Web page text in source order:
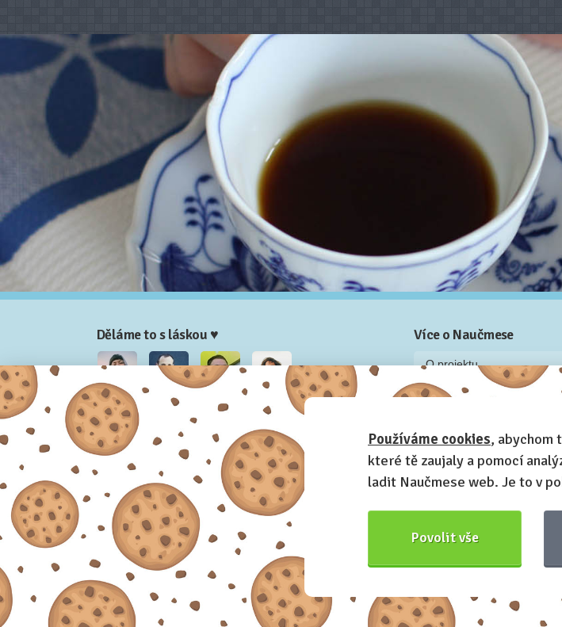
Děláme to s láskou ♥
Nela Josef Honza
Více o Naučmese
O projektu
Blog: recenze z kurzů,
Příběh Naučmese
Naučmese festivaly
Náš systém pro vaši firmu
Prostory pro pořádání kurzů
Kontakt a fakturační údaje
Partneři
Používáme cookies, abychom
které tě zaujaly a pomocí
ladit Naučmese web. Je to v
Povolit vše